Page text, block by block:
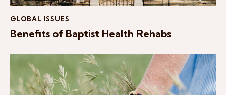
GLOBAL ISSUES
Benefits of Baptist Health Rehabs